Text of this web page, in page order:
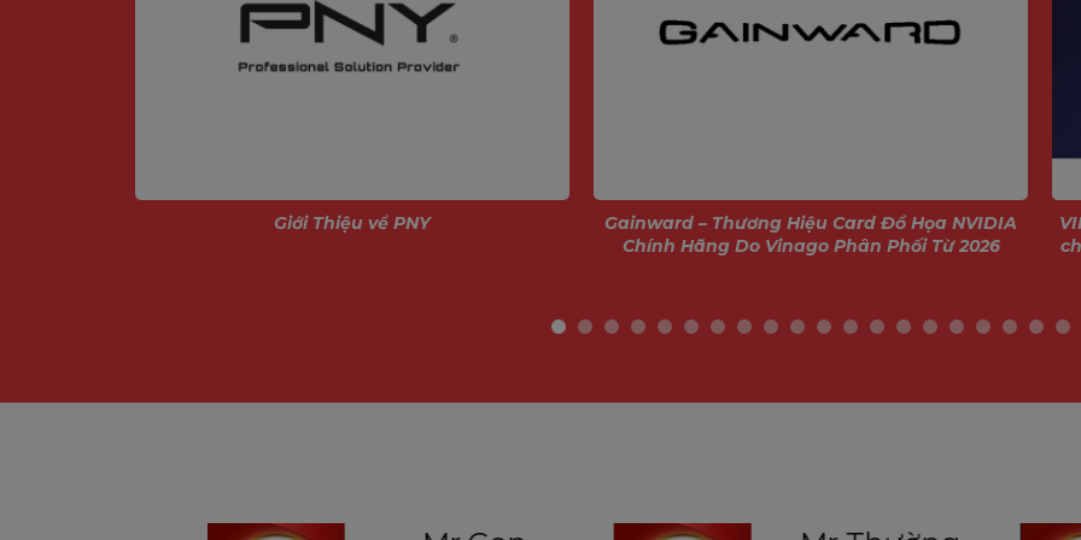
Giới Thiệu về PNY
Gainward – Thương Hiệu Card Đồ Họa NVIDIA
Chính Hãng Do Vinago Phân Phối Từ 2026